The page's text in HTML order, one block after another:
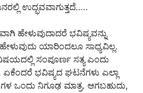
ಉದ್ಭವವಾಗುತ್ತದೆ…..
ಹೇಳುವುದಾದರೆ ಭವಿಷ್ಯವನ್ನು
ಯಾರಿಂದಲೂ ಸಾಧ್ಯವಿಲ್ಲ.
ಸಂಪೂರ್ಣ ಸತ್ಯ ಎಂದು
ಏಕೆಂದರೆ ಭವಿಷ್ಯದ ಘಟನೆಗಳು ಎಲ್ಲಾ
ಒಂದು ನಿಗೂಢ ಮಾತ್ರ. ಆಗಬಹುದು,